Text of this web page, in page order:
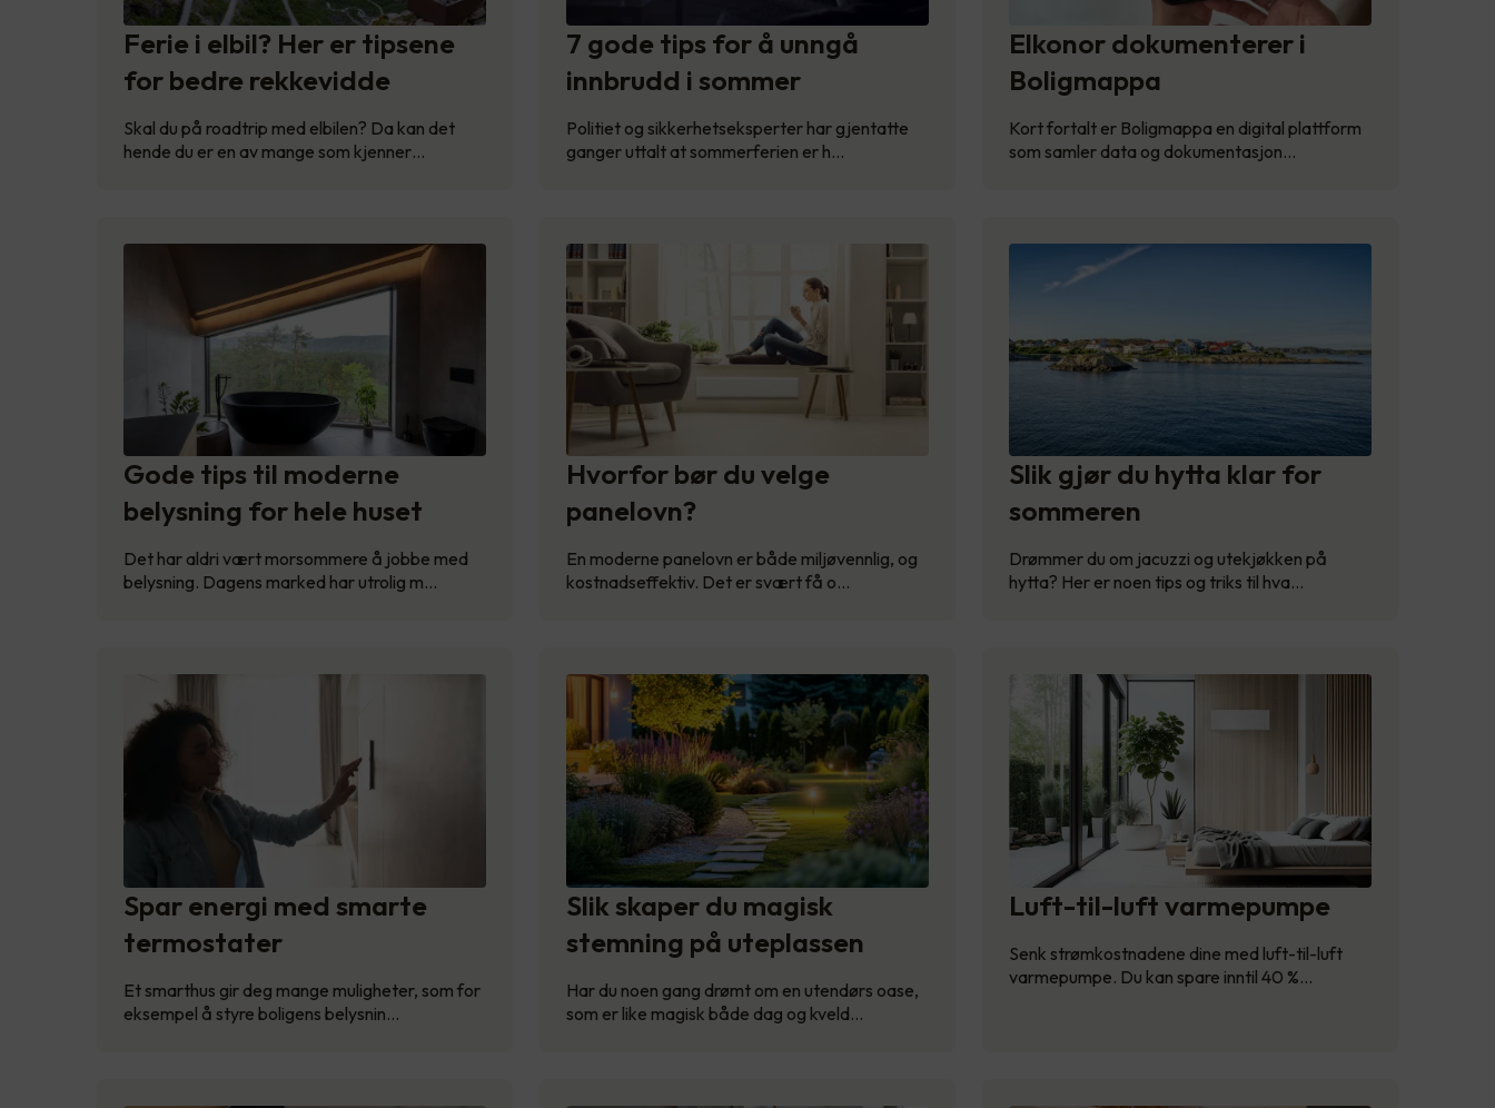
Ferie i elbil? Her er tipsene
for bedre rekkevidde
Skal du på roadtrip med elbilen? Da kan det
hende du er en av mange som kjenner…
7 gode tips for å unngå
innbrudd i sommer
Politiet og sikkerhetseksperter har gjentatte
ganger uttalt at sommerferien er h…
Elkonor dokumenterer i
Boligmappa
Kort fortalt er Boligmappa en digital plattform
som samler data og dokumentasjon…
Gode tips til moderne
belysning for hele huset
Det har aldri vært morsommere å jobbe med
belysning. Dagens marked har utrolig m…
Hvorfor bør du velge
panelovn?
En moderne panelovn er både miljøvennlig, og
kostnadseffektiv. Det er svært få o…
Slik gjør du hytta klar for
sommeren
Drømmer du om jacuzzi og utekjøkken på
hytta? Her er noen tips og triks til hva…
Spar energi med smarte
termostater
Et smarthus gir deg mange muligheter, som for
eksempel å styre boligens belysnin…
Slik skaper du magisk
stemning på uteplassen
Har du noen gang drømt om en utendørs oase,
som er like magisk både dag og kveld…
Luft-til-luft varmepumpe
Senk strømkostnadene dine med luft-til-luft
varmepumpe. Du kan spare inntil 40 %…